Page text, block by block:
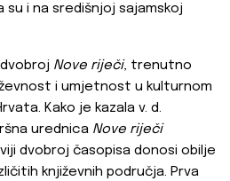
su i na središnjoj sajamskoj
Nove riječi, trenutno
i umjetnost u kulturnom
Kako je kazala v. d.
urednica Nove riječi
dvobroj časopisa donosi obilje
književnih područja. Prva